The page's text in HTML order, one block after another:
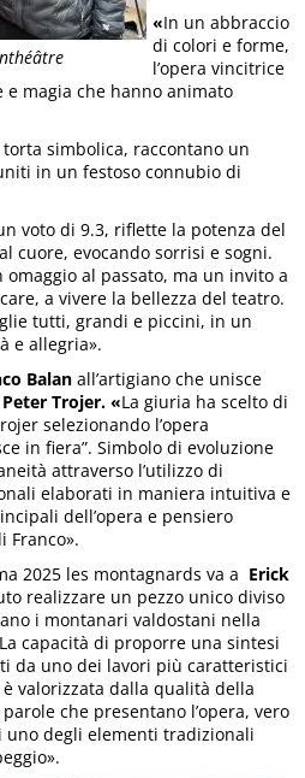
«In un abbraccio
di colori e forme,
l’opera vincitrice
magia che hanno animato
simbolica, raccontano un
in un festoso connubio di
voto di 9.3, riflette la potenza del
cuore, evocando sorrisi e sogni.
al passato, ma un invito a
a vivere la bellezza del teatro.
tutti, grandi e piccini, in un
e allegria».
Balan all’artigiano che unisce
Peter Trojer. «La giuria ha scelto di
selezionando l’opera
in fiera”. Simbolo di evoluzione
attraverso l’utilizzo di
elaborati in maniera intuitiva e
dell’opera e pensiero
Franco».
2025 les montagnards va a Erick
realizzare un pezzo unico diviso
i montanari valdostani nella
capacità di proporre una sintesi
da uno dei lavori più caratteristici
valorizzata dalla qualità della
che presentano l’opera, vero
uno degli elementi tradizionali